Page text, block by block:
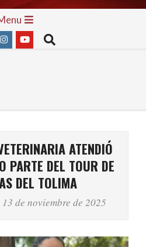
Search
ATENDIÓ
PARTE DEL TOUR DE
DEL TOLIMA
13 de noviembre de 2025